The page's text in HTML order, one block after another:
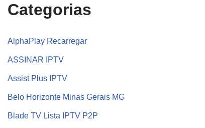
Categorias
AlphaPlay Recarregar
ASSINAR IPTV
Assist Plus IPTV
Belo Horizonte Minas Gerais MG
Blade TV Lista IPTV P2P